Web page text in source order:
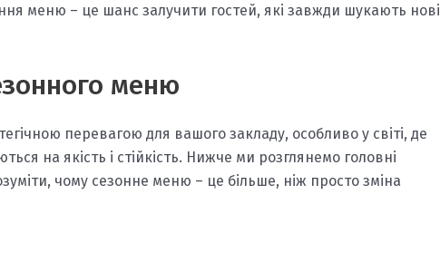
меню – це шанс залучити гостей, які завжди шукають нові
меню
перевагою для вашого закладу, особливо у світі, де
на якість і стійкість. Нижче ми розглянемо головні
чому сезонне меню – це більше, ніж просто зміна